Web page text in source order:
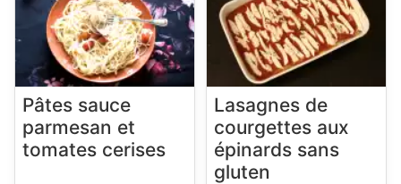
Pâtes sauce
parmesan et
tomates cerises
Lasagnes de
courgettes aux
épinards sans
gluten